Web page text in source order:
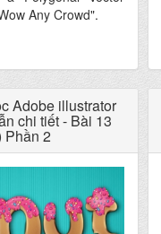
Any Crowd".
Adobe illustrator
chi tiết - Bài 13
Phần 2